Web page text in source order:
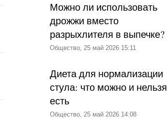
Можно ли использовать
дрожжи вместо
разрыхлителя в выпечке?
Общество, 25 май 2026 15:11
Диета для нормализации
стула: что можно и нельзя
есть
Общество, 25 май 2026 14:08